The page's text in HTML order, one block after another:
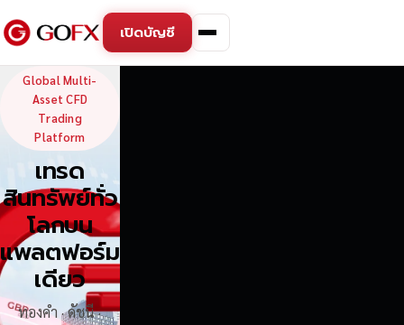
เปิดบัญชี
GoFX — Global Multi-
Global Multi-
Asset CFD
Trading
Platform
เทรด
สินทรัพย์ทั่ว
โลกบน
แพลตฟอร์ม
เดียว
ทองคำ · ดัชนี ·